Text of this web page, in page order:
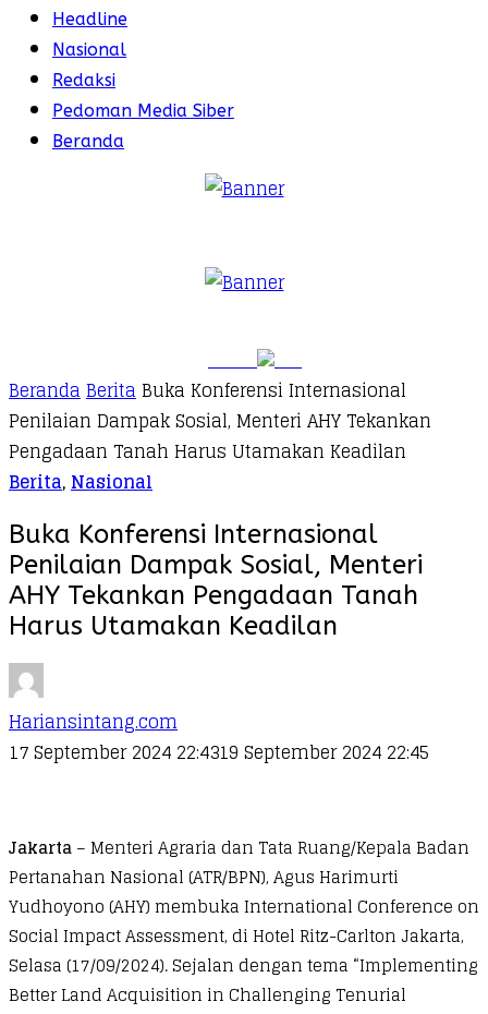
Headline
Nasional
Redaksi
Pedoman Media Siber
Beranda
BerandaBeritaBuka Konferensi Internasional
Penilaian Dampak Sosial, Menteri AHY Tekankan
Pengadaan Tanah Harus Utamakan Keadilan
Berita,Nasional
Buka Konferensi Internasional
Penilaian Dampak Sosial, Menteri
AHY Tekankan Pengadaan Tanah
Harus Utamakan Keadilan
Hariansintang.com
17 September 2024 22:4319 September 2024 22:45
Jakarta– Menteri Agraria dan Tata Ruang/Kepala Badan
Pertanahan Nasional (ATR/BPN), Agus Harimurti
Yudhoyono (AHY) membuka International Conference on
Social Impact Assessment, di Hotel Ritz-Carlton Jakarta,
Selasa (17/09/2024). Sejalan dengan tema “Implementing
Better Land Acquisition in Challenging Tenurial